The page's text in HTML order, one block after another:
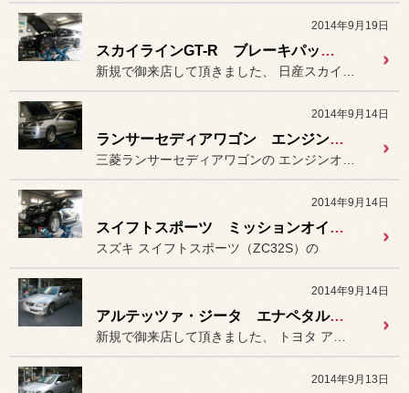
2014年9月19日
スカイラインGT-R ブレーキパッド交換（１台分）
2014年9月14日
ランサーセディアワゴン エンジンオイル交換。
2014年9月14日
スイフトスポーツ ミッションオイル交換。
スズキ スイフトスポーツ（ZC32S）の
2014年9月14日
アルテッツァ・ジータ エナペタルショック装着＆アライメント作業。
2014年9月13日